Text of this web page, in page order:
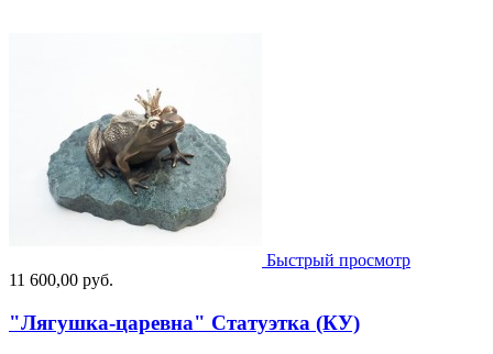
Быстрый просмотр
11 600,00 руб.
"Лягушка-царевна" Статуэтка (КУ)